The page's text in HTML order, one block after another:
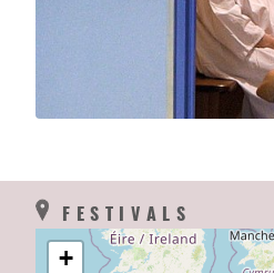
FESTIVALS
+